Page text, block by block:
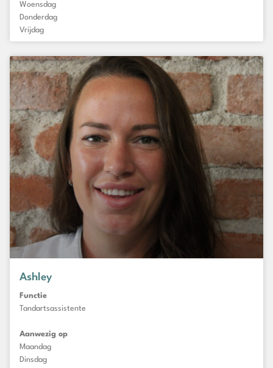
Woensdag
Donderdag
Vrijdag
Ashley
Functie
Tandartsassistente
Aanwezig op
Maandag
Dinsdag